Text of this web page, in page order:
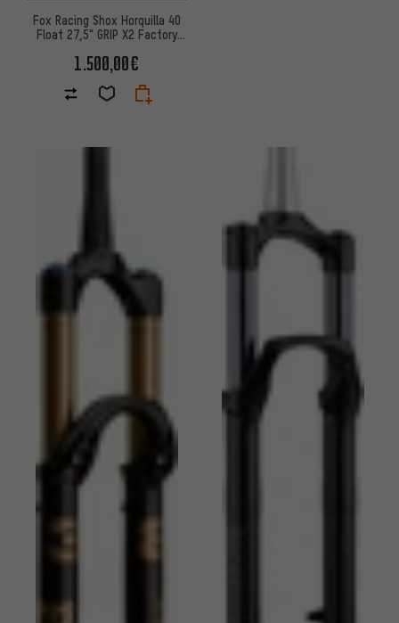
Fox Racing Shox Horquilla 40
Float 27,5" GRIP X2 Factory
1.500,00€